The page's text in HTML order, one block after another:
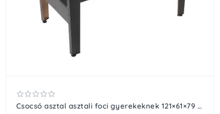
Csocsó asztal asztali foci gyerekeknek 121×61×79 cm